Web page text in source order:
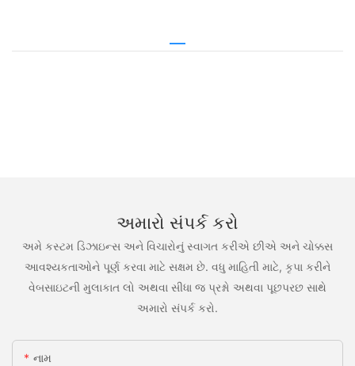
અમારો સંપર્ક કરો
અમે કસ્ટમ ડિઝાઇન્સ અને વિચારોનું સ્વાગત કરીએ છીએ અને ચોક્કસ
આવશ્યકતાઓને પૂર્ણ કરવા માટે સક્ષમ છે. વધુ માહિતી માટે, કૃપા કરીને
વેબસાઇટની મુલાકાત લો અથવા સીધા જ પ્રશ્નો અથવા પૂછપરછ સાથે
અમારો સંપર્ક કરો.
નામ